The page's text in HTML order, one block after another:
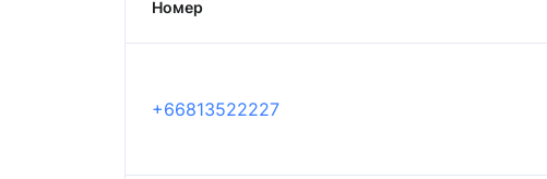
Номер
+66813522227